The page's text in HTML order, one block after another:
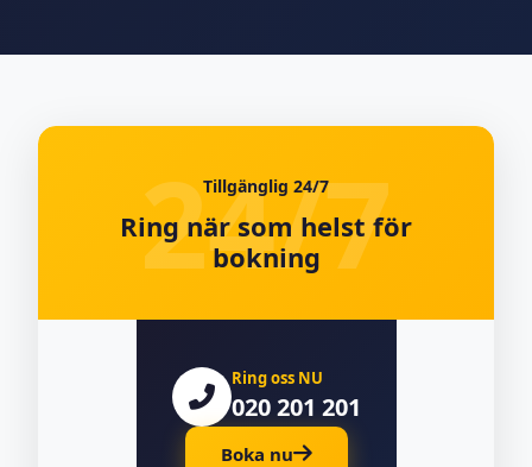
Tillgänglig 24/7
Ring när som helst för
bokning
Ring oss NU
020 201 201
Boka nu